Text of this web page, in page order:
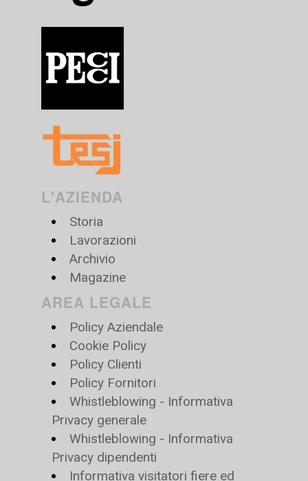
L'AZIENDA
Storia
Lavorazioni
Archivio
Magazine
AREA LEGALE
Policy Aziendale
Cookie Policy
Policy Clienti
Policy Fornitori
Whistleblowing - Informativa
Privacy generale
Whistleblowing - Informativa
Privacy dipendenti
Informativa visitatori fiere ed